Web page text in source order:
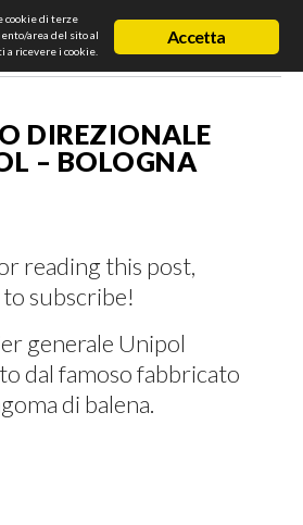
DIREZIONALE
– BOLOGNA
reading this post,
subscribe!
generale Unipol
dal famoso fabbricato
di balena.
Accetta
cookie di terze
area del sito al
a ricevere i cookie.